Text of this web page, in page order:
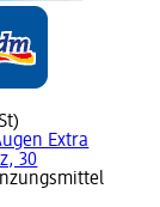
Extra
30